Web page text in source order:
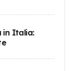
in Italia: